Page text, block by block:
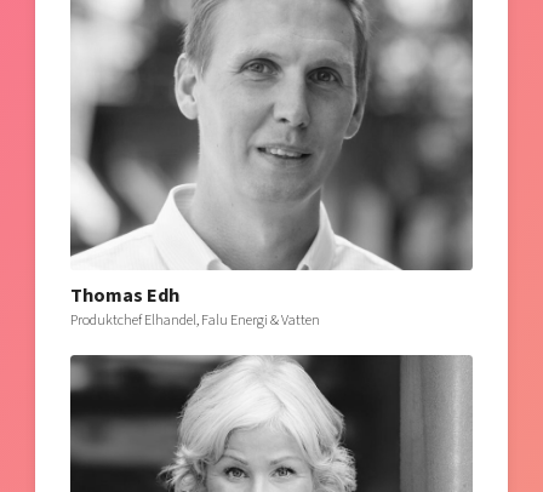
Thomas Edh
Produktchef Elhandel, Falu Energi & Vatten